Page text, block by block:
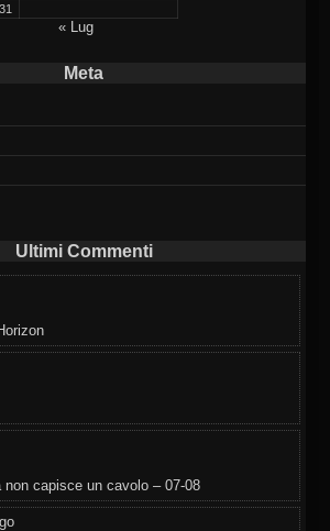
31
« Lug
Meta
Ultimi Commenti
non capisce un cavolo – 07-08